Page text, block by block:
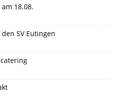
18.08.
SV Eutingen